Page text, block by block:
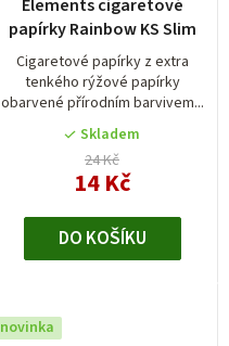
Elements cigaretové
papírky Rainbow KS Slim
Cigaretové papírky z extra
tenkého rýžové papírky
obarvené přírodním barvivem...
Skladem
24 Kč
14 Kč
DO KOŠÍKU
novinka